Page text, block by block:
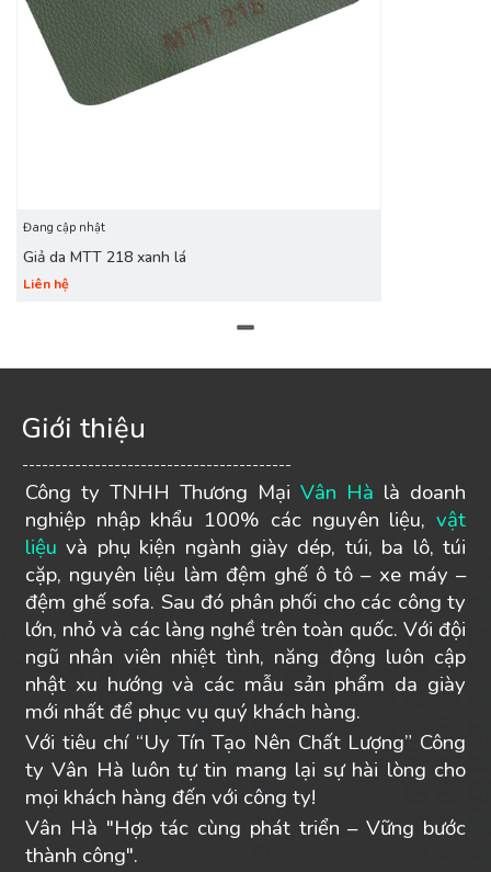
Đang cập nhật
Giả da MTT 218 xanh lá
Liên hệ
Giới thiệu
-----------------------------------------
Công ty TNHH Thương Mại Vân Hà là doanh
nghiệp nhập khẩu 100% các nguyên liệu, vật
liệu và phụ kiện ngành giày dép, túi, ba lô, túi
cặp, nguyên liệu làm đệm ghế ô tô – xe máy –
đệm ghế sofa. Sau đó phân phối cho các công ty
lớn, nhỏ và các làng nghề trên toàn quốc. Với đội
ngũ nhân viên nhiệt tình, năng động luôn cập
nhật xu hướng và các mẫu sản phẩm da giày
mới nhất để phục vụ quý khách hàng.
Với tiêu chí “Uy Tín Tạo Nên Chất Lượng” Công
ty Vân Hà luôn tự tin mang lại sự hài lòng cho
mọi khách hàng đến với công ty!
Vân Hà "Hợp tác cùng phát triển – Vững bước
thành công".